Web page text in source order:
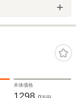
本体価格